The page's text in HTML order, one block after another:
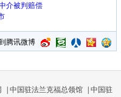
介被判赔偿
中国驻法兰克福总领馆 中国驻